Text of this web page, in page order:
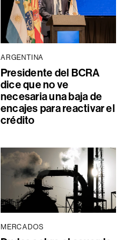
ARGENTINA
Presidente del BCRA
dice que no ve
necesaria una baja de
encajes para reactivar el
crédito
MERCADOS